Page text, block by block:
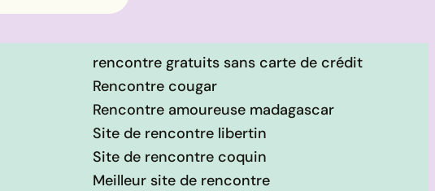
rencontre gratuits sans carte de crédit
Rencontre cougar
Rencontre amoureuse madagascar
Site de rencontre libertin
Site de rencontre coquin
Meilleur site de rencontre